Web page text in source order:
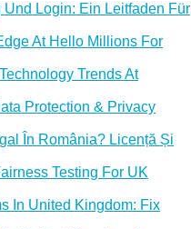
Login: Ein Leitfaden Für
At Hello Millions For
Trends At
Protection & Privacy
În România? Licență Și
Testing For UK
In United Kingdom: Fix